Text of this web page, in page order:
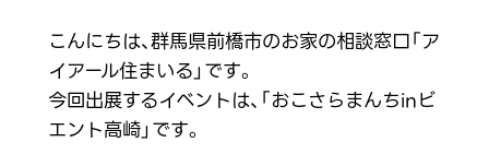
こんにちは、群馬県前橋市のお家の相談窓口「ア
イアール住まいる」です。
今回出展するイベントは、「おこさらまんちinビ
エント高崎」です。